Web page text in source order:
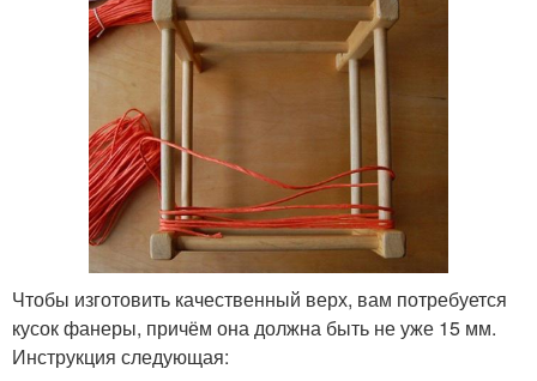
Чтобы изготовить качественный верх, вам потребуется
кусок фанеры, причём она должна быть не уже 15 мм.
Инструкция следующая: